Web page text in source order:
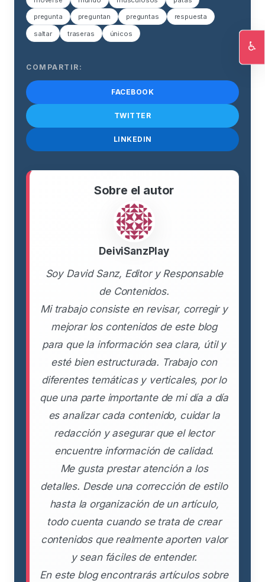
pregunta preguntan preguntas respuesta
saltar traseras únicos
COMPARTIR:
FACEBOOK
TWITTER
LINKEDIN
Sobre el autor
DeiviSanzPlay
Soy David Sanz, Editor y Responsable
de Contenidos.
Mi trabajo consiste en revisar, corregir y
mejorar los contenidos de este blog
para que la información sea clara, útil y
esté bien estructurada. Trabajo con
diferentes temáticas y verticales, por lo
que una parte importante de mi día a día
es analizar cada contenido, cuidar la
redacción y asegurar que el lector
encuentre información de calidad.
Me gusta prestar atención a los
detalles. Desde una corrección de estilo
hasta la organización de un artículo,
todo cuenta cuando se trata de crear
contenidos que realmente aporten valor
y sean fáciles de entender.
En este blog encontrarás artículos sobre
♿